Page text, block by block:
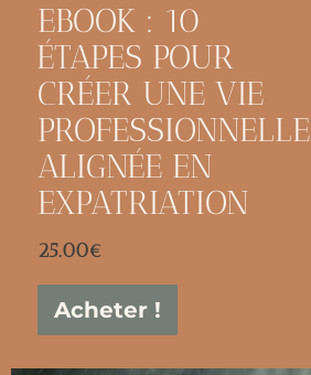
EBOOK : 10
ÉTAPES POUR
CRÉER UNE VIE
PROFESSIONNELLE
ALIGNÉE EN
EXPATRIATION
25.00€
Acheter !